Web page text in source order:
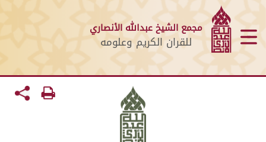
مجمع الشيخ عبدالله الأنصاري
للقران الكريم وعلومه